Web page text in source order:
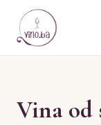
Vina od